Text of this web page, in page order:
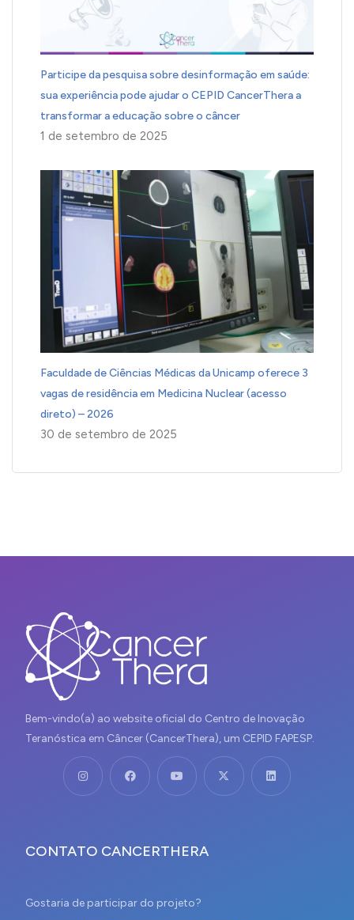
Participe da pesquisa sobre desinformação em saúde:
sua experiência pode ajudar o CEPID CancerThera a
transformar a educação sobre o câncer
1 de setembro de 2025
Faculdade de Ciências Médicas da Unicamp oferece 3
vagas de residência em Medicina Nuclear (acesso
direto) – 2026
30 de setembro de 2025
Bem-vindo(a) ao website oficial do Centro de Inovação
Teranóstica em Câncer (CancerThera), um CEPID FAPESP.
CONTATO CANCERTHERA
Gostaria de participar do projeto?